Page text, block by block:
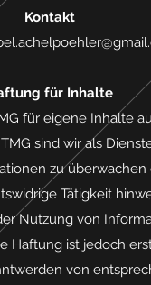
Kontakt
für Inhalte
für eigene Inhalte
sind wir als
zu
Tätigkeit
Nutzung von
Haftung ist jedoch
von